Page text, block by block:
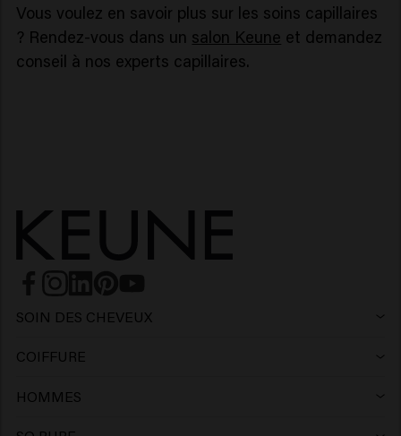
Vous voulez en savoir plus sur les soins capillaires
? Rendez-vous dans un salon Keune et demandez
conseil à nos experts capillaires.
SOIN DES CHEVEUX
COIFFURE
HOMMES